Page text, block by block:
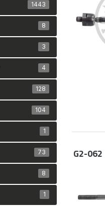
G2-062
1443
8
3
4
128
104
1
73
8
1